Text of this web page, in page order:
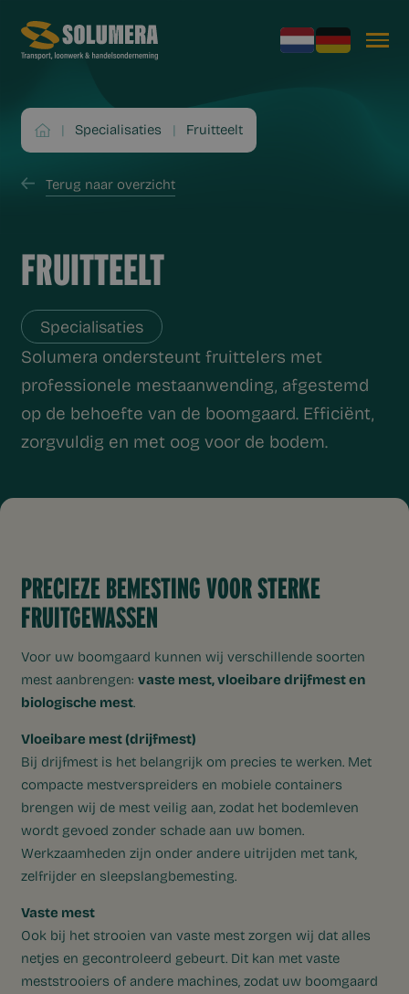
| Specialisaties | Fruitteelt
Terug naar overzicht
FRUITTEELT
Specialisaties
Solumera ondersteunt fruittelers met
professionele mestaanwending, afgestemd
op de behoefte van de boomgaard. Efficiënt,
zorgvuldig en met oog voor de bodem.
PRECIEZE BEMESTING VOOR STERKE
FRUITGEWASSEN
Voor uw boomgaard kunnen wij verschillende soorten
mest aanbrengen: vaste mest, vloeibare drijfmest en
biologische mest.
Vloeibare mest (drijfmest)
Bij drijfmest is het belangrijk om precies te werken. Met
compacte mestverspreiders en mobiele containers
brengen wij de mest veilig aan, zodat het bodemleven
wordt gevoed zonder schade aan uw bomen.
Werkzaamheden zijn onder andere uitrijden met tank,
zelfrijder en sleepslangbemesting.
Vaste mest
Ook bij het strooien van vaste mest zorgen wij dat alles
netjes en gecontroleerd gebeurt. Dit kan met vaste
meststrooiers of andere machines, zodat uw boomgaard